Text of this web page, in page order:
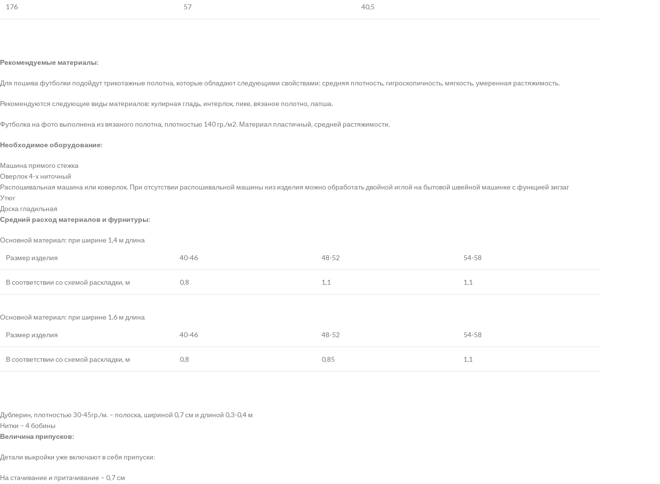
176 57 40,5
Рекомендуемые материалы:
Для пошива футболки подойдут трикотажные полотна, которые обладают следующими свойствами: средняя плотность, гигроскопичность, мягкость, умеренная растяжимость.
Рекомендуются следующие виды материалов: кулирная гладь, интерлок, пике, вязаное полотно, лапша.
Футболка на фото выполнена из вязаного полотна, плотностью 140 гр./м2. Материал пластичный, средней растяжимости.
Необходимое оборудование:
Машина прямого стежка
Оверлок 4-х ниточный
Распошивальная машина или коверлок. При отсутствии распошивальной машины низ изделия можно обработать двойной иглой на бытовой швейной машинке с функцией зигзаг
Утюг
Доска гладильная
Средний расход материалов и фурнитуры:
Основной материал: при ширине 1,4 м длина
Размер изделия 40-46 48-52 54-58
В соответствии со схемой раскладки, м 0,8 1,1 1,1
Основной материал: при ширине 1,6 м длина
Размер изделия 40-46 48-52 54-58
В соответствии со схемой раскладки, м 0,8 0,85 1,1
Дублерин, плотностью 30-45гр./м. – полоска, шириной 0,7 см и длиной 0,3-0,4 м
Нитки – 4 бобины
Величина припусков:
Детали выкройки уже включают в себя припуски:
На стачивание и притачивание – 0,7 см